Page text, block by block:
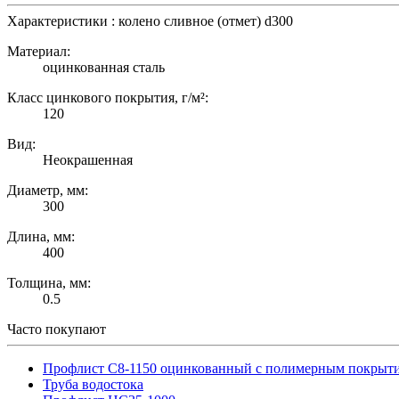
Характеристики : колено сливное (отмет) d300
Материал:
оцинкованная сталь
Класс цинкового покрытия, г/м²:
120
Вид:
Неокрашенная
Диаметр, мм:
300
Длина, мм:
400
Толщина, мм:
0.5
Часто покупают
Профлист С8-1150 оцинкованный с полимерным
Труба водостока